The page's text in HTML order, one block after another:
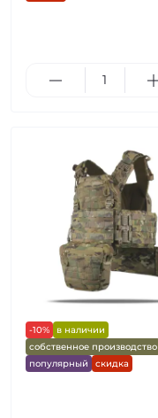
-10%
в наличии
собственное производство
популярный
скидка